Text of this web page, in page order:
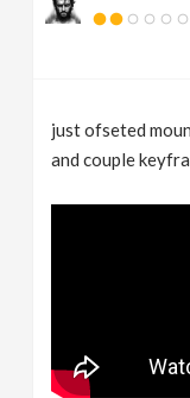
just ofseted
and couple